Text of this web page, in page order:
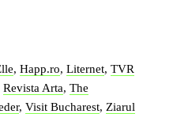
, Happ.ro, Liternet, TVR
Revista Arta, The
, Visit Bucharest, Ziarul